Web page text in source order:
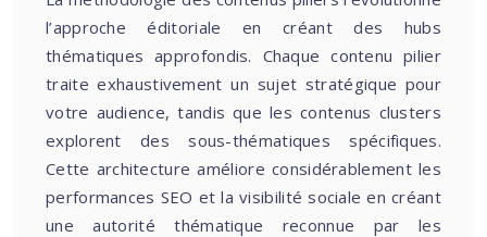
l’approche éditoriale en créant des hubs
thématiques approfondis. Chaque contenu pilier
traite exhaustivement un sujet stratégique pour
votre audience, tandis que les contenus clusters
explorent des sous-thématiques spécifiques.
Cette architecture améliore considérablement les
performances SEO et la visibilité sociale en créant
une autorité thématique reconnue par les